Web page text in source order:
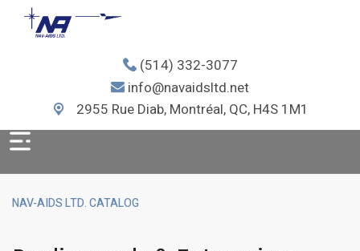
(514) 332-3077
info@navaidsltd.net
2955 Rue Diab, Montréal, QC, H4S 1M1
NAV-AIDS LTD. CATALOG